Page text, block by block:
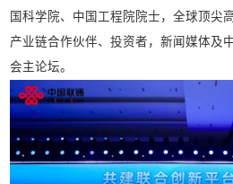
国科学院、中国工程院院士，全球顶尖
产业链合作伙伴、投资者，新闻媒体及
会主论坛。